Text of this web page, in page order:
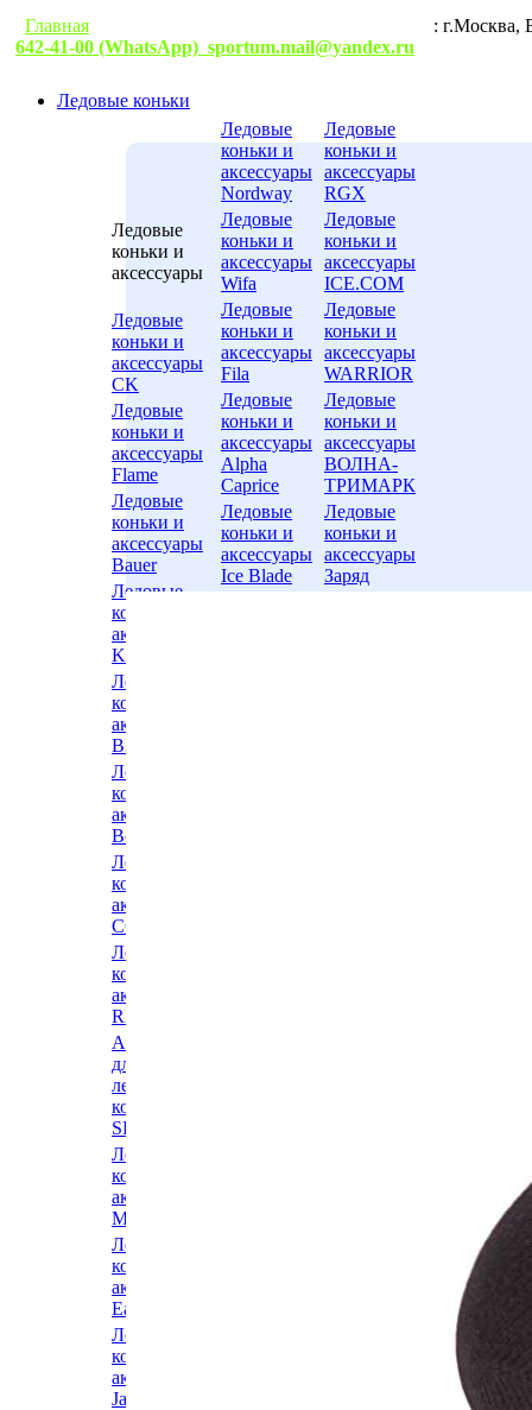
Главная
:
642-41-00 (WhatsApp) sportum.mail@yandex.ru
Ледовые коньки
Ледовые
коньки и
аксессуары
Ледовые
коньки и
аксессуары
CK
Ледовые
коньки и
аксессуары
Flame
Ледовые
коньки и
аксессуары
Bauer
Ледовые
коньки и
аксессуары
K2
Ледовые
коньки и
аксессуары
Bladerunner
Ледовые
коньки и
аксессуары
Botas
Ледовые
коньки и
аксессуары
CCM
Ледовые
коньки и
аксессуары
REEBOK
Аксессуары
для
ледовых
коньков
SPORTUM
Ледовые
коньки и
аксессуары
Misson
Ледовые
коньки и
аксессуары
Easton
Ледовые
коньки и
аксессуары
Jackson
Ледовые
коньки и
аксессуары
Nordway
Ледовые
коньки и
аксессуары
Wifa
Ледовые
коньки и
аксессуары
Fila
Ледовые
коньки и
аксессуары
Alpha
Caprice
Ледовые
коньки и
аксессуары
Ice Blade
Ледовые
коньки и
аксессуары
RGX
Ледовые
коньки и
аксессуары
ICE.COM
Ледовые
коньки и
аксессуары
WARRIOR
Ледовые
коньки и
аксессуары
ВОЛНА-
ТРИМАРК
Ледовые
коньки и
аксессуары
Заряд